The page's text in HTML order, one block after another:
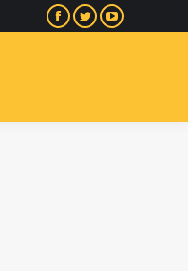
페
페
지
페
유
이